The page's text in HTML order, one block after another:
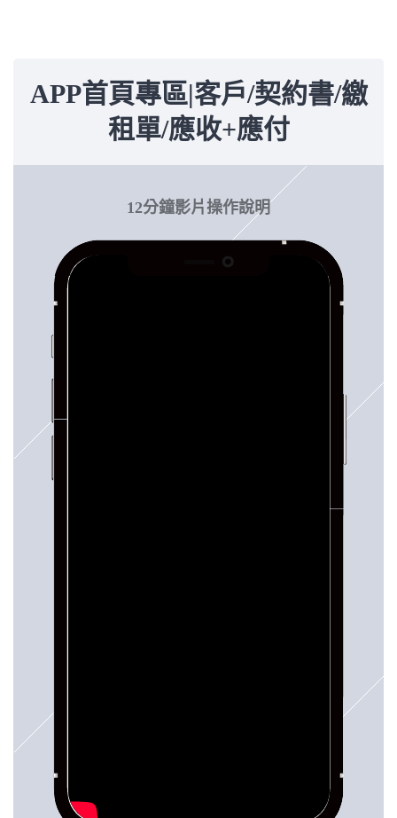
APP首頁專區|客戶/契約書/繳
租單/應收+應付
12分鐘影片操作說明